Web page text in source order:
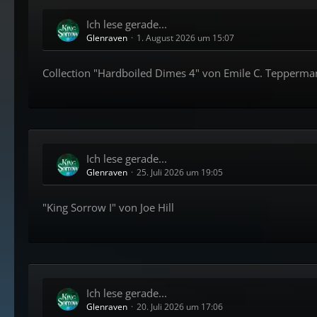
Ich lese gerade...
Glenraven 1. August 2026 um 15:07
Collection "Hardboiled Dimes 4" von Emile C.
Ich lese gerade...
Glenraven 25. Juli 2026 um 19:05
"King Sorrow I" von Joe Hill
Ich lese gerade...
Glenraven 20. Juli 2026 um 17:06